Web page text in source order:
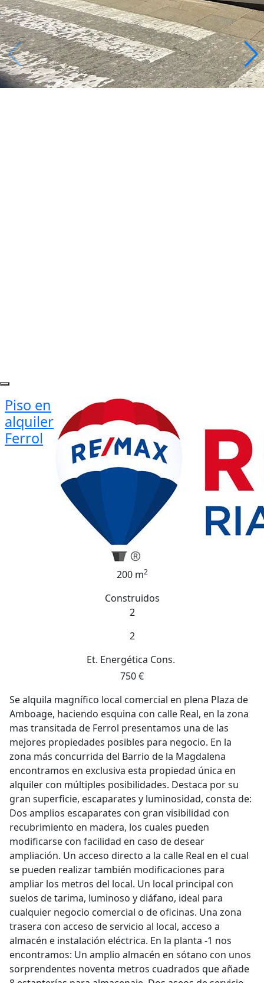
Piso en
alquiler
Ferrol
200 m2
Construidos
2
2
Et. Energética Cons.
750 €
Se alquila magnífico local comercial en plena Plaza de
Amboage, haciendo esquina con calle Real, en la zona
mas transitada de Ferrol presentamos una de las
mejores propiedades posibles para negocio. En la
zona más concurrida del Barrio de la Magdalena
encontramos en exclusiva esta propiedad única en
alquiler con múltiples posibilidades. Destaca por su
gran superficie, escaparates y luminosidad, consta de:
Dos amplios escaparates con gran visibilidad con
recubrimiento en madera, los cuales pueden
modificarse con facilidad en caso de desear
ampliación. Un acceso directo a la calle Real en el cual
se pueden realizar también modificaciones para
ampliar los metros del local. Un local principal con
suelos de tarima, luminoso y diáfano, ideal para
cualquier negocio comercial o de oficinas. Una zona
trasera con acceso de servicio al local, acceso a
almacén e instalación eléctrica. En la planta -1 nos
encontramos: Un amplio almacén en sótano con unos
sorprendentes noventa metros cuadrados que añade